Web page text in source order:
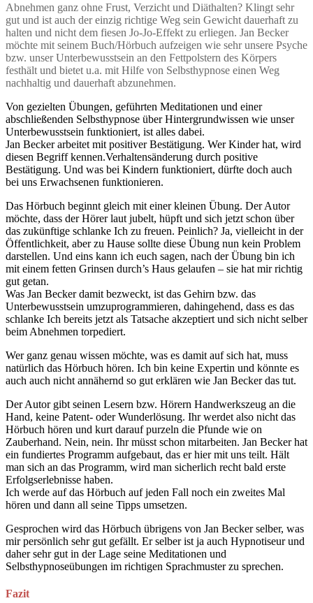
Abnehmen ganz ohne Frust, Verzicht und Diäthalten? Klingt sehr
gut und ist auch der einzig richtige Weg sein Gewicht dauerhaft zu
halten und nicht dem fiesen Jo-Jo-Effekt zu erliegen. Jan Becker
möchte mit seinem Buch/Hörbuch aufzeigen wie sehr unsere Psyche
bzw. unser Unterbewusstsein an den Fettpolstern des Körpers
festhält und bietet u.a. mit Hilfe von Selbsthypnose einen Weg
nachhaltig und dauerhaft abzunehmen.
Von gezielten Übungen, geführten Meditationen und einer
abschließenden Selbsthypnose über Hintergrundwissen wie unser
Unterbewusstsein funktioniert, ist alles dabei.
Jan Becker arbeitet mit positiver Bestätigung. Wer Kinder hat, wird
diesen Begriff kennen.Verhaltensänderung durch positive
Bestätigung. Und was bei Kindern funktioniert, dürfte doch auch
bei uns Erwachsenen funktionieren.
Das Hörbuch beginnt gleich mit einer kleinen Übung. Der Autor
möchte, dass der Hörer laut jubelt, hüpft und sich jetzt schon über
das zukünftige schlanke Ich zu freuen. Peinlich? Ja, vielleicht in der
Öffentlichkeit, aber zu Hause sollte diese Übung nun kein Problem
darstellen. Und eins kann ich euch sagen, nach der Übung bin ich
mit einem fetten Grinsen durch’s Haus gelaufen – sie hat mir richtig
gut getan.
Was Jan Becker damit bezweckt, ist das Gehirn bzw. das
Unterbewusstsein umzuprogrammieren, dahingehend, dass es das
schlanke Ich bereits jetzt als Tatsache akzeptiert und sich nicht selber
beim Abnehmen torpediert.
Wer ganz genau wissen möchte, was es damit auf sich hat, muss
natürlich das Hörbuch hören. Ich bin keine Expertin und könnte es
auch auch nicht annähernd so gut erklären wie Jan Becker das tut.
Der Autor gibt seinen Lesern bzw. Hörern Handwerkszeug an die
Hand, keine Patent- oder Wunderlösung. Ihr werdet also nicht das
Hörbuch hören und kurt darauf purzeln die Pfunde wie on
Zauberhand. Nein, nein. Ihr müsst schon mitarbeiten. Jan Becker hat
ein fundiertes Programm aufgebaut, das er hier mit uns teilt. Hält
man sich an das Programm, wird man sicherlich recht bald erste
Erfolgserlebnisse haben.
Ich werde auf das Hörbuch auf jeden Fall noch ein zweites Mal
hören und dann all seine Tipps umsetzen.
Gesprochen wird das Hörbuch übrigens von Jan Becker selber, was
mir persönlich sehr gut gefällt. Er selber ist ja auch Hypnotiseur und
daher sehr gut in der Lage seine Meditationen und
Selbsthypnoseübungen im richtigen Sprachmuster zu sprechen.
Fazit